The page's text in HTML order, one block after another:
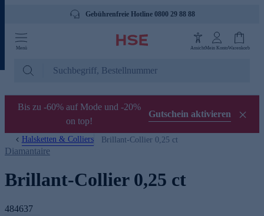
Gebührenfreie Hotline 0800 29 88 88
Menü AnsichtMein KontoWarenkorb
Bis zu -60% auf Mode und -20%
on top!
Gutschein aktivieren
Halsketten & Colliers Brillant-Collier 0,25 ct
Diamantaire
Brillant-Collier 0,25 ct
484637